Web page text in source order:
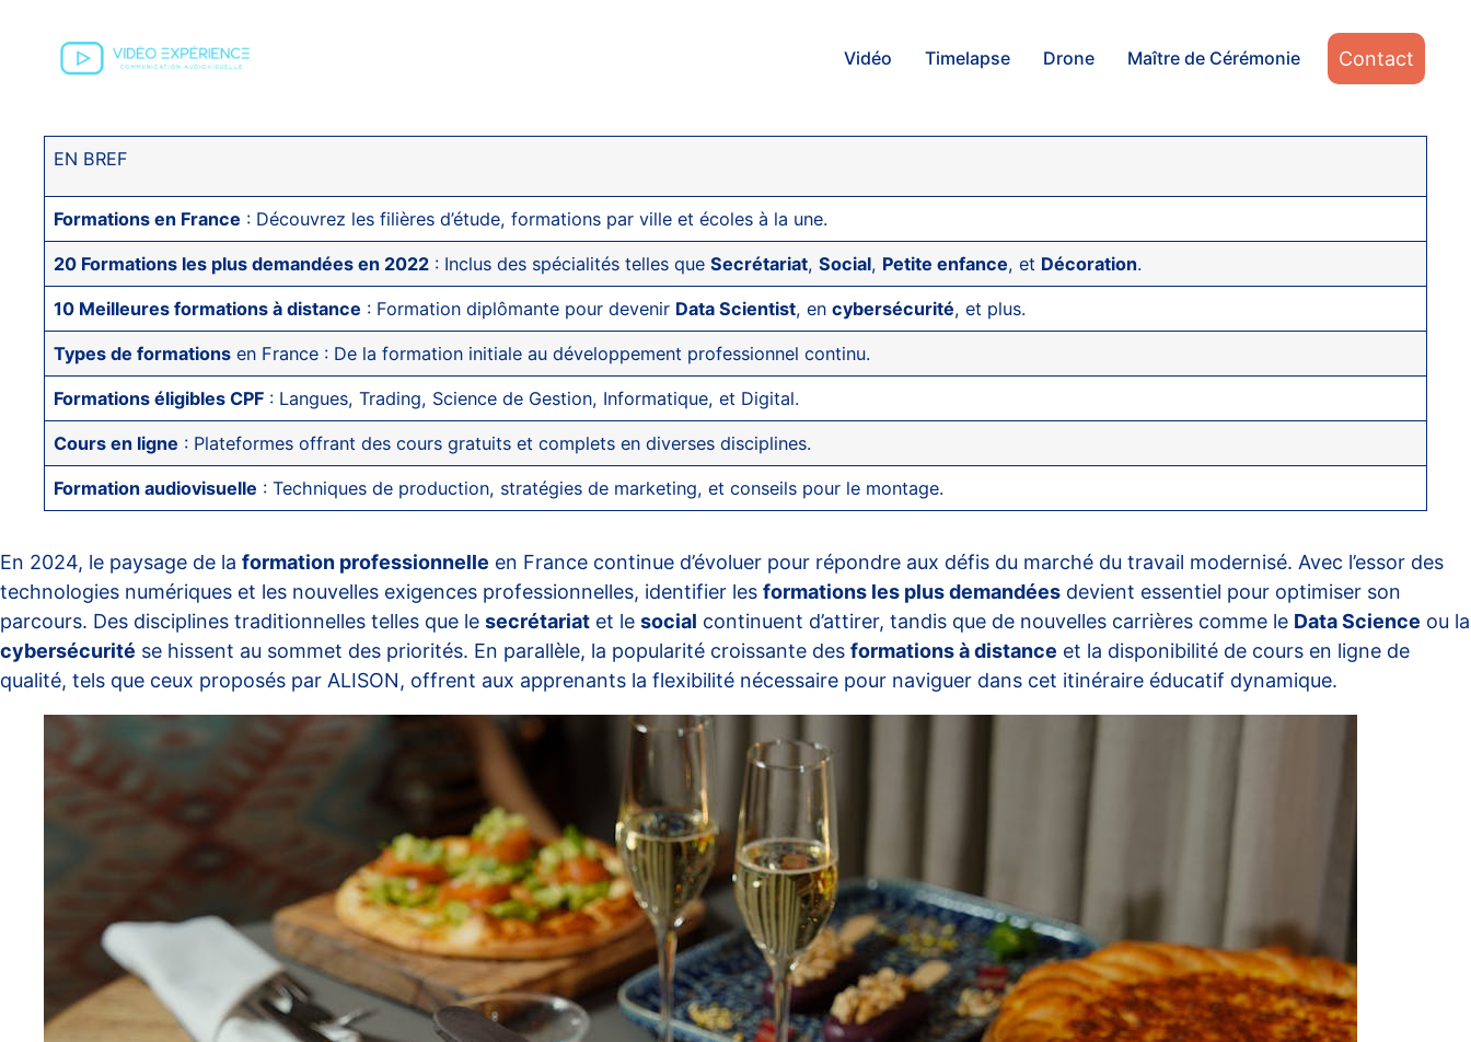
Vidéo Timelapse Drone Maître de Cérémonie Contact
EN BREF
Formations en France : Découvrez les filières d’étude, formations par ville et écoles à la une.
20 Formations les plus demandées en 2022 : Inclus des spécialités telles queSecrétariat,Social, Petite enfance, et Décoration.
10 Meilleures formations à distance : Formation diplômante pour devenir Data Scientist, encybersécurité, et plus.
Types de formations en France : De la formation initiale au développement professionnel continu.
Formations éligibles CPF : Langues, Trading, Science de Gestion, Informatique, et Digital.
Cours en ligne : Plateformes offrant des cours gratuits et complets en diverses disciplines.
Formation audiovisuelle : Techniques de production, stratégies de marketing, et conseils pour le montage.
En 2024, le paysage de la formation professionnelle en France continue d’évoluer pour répondre aux défis du marché du travail modernisé. Avec l’essor des
technologies numériques et les nouvelles exigences professionnelles, identifier les formations les plus demandées devient essentiel pour optimiser son
parcours. Des disciplines traditionnelles telles que le secrétariat et le social continuent d’attirer, tandis que de nouvelles carrières comme le Data Science ou la
cybersécurité se hissent au sommet des priorités. En parallèle, la popularité croissante des formations à distance et la disponibilité de cours en ligne de
qualité, tels que ceux proposés par ALISON, offrent aux apprenants la flexibilité nécessaire pour naviguer dans cet itinéraire éducatif dynamique.